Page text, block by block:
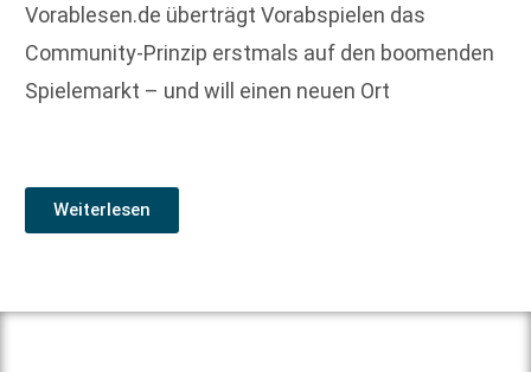
Vorablesen.de überträgt Vorabspielen das
Community-Prinzip erstmals auf den boomenden
Spielemarkt – und will einen neuen Ort
Weiterlesen